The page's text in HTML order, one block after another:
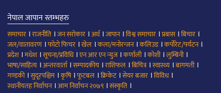
नेपाल जापान स्तम्भहरु
समाचार ।राजनीति ।जन सरोकार ।अर्थ।जापान।विश्व समाचार ।प्रबास।बिचार ।
जल/वातावरण ।फोटो फिचर ।खेल ।कला/मनोरन्जन।कलिउड।कर्पोरेट/पर्यटन।
प्रदेश।मधेश।सूचना/प्रविधि।एन आर एन न्युज।कर्णाली।कोशी।लुम्बिनी।
भाषा/साहित्य ।अन्तरवार्ता।सम्पादकीय ।राशिफल ।बिचित्र।स्वास्थ्य ।बागमती।
गण्डकी।सुदूरपश्चिम ।कृषि।फूटबल ।क्रिकेट।सेयर बजार ।विविध।
स्थानीयतह निर्वाचन।आम निर्वाचन २०७९ ।संस्कृति ।